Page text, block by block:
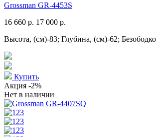
Grossman GR-4453S
16 660 р. 17 000 р.
Высота, (см)-83; Глубина, (см)-62;
Купить
Акция -2%
Нет в наличии